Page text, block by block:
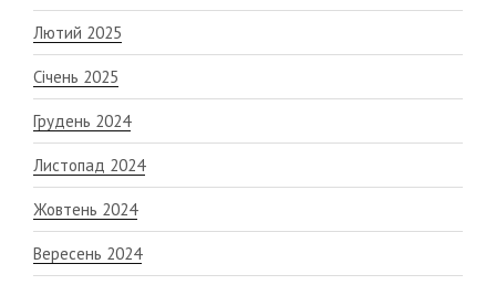
Лютий 2025
Січень 2025
Грудень 2024
Листопад 2024
Жовтень 2024
Вересень 2024